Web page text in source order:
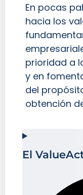
En pocas
hacia los
prioridad a
y en
del
obtención
El